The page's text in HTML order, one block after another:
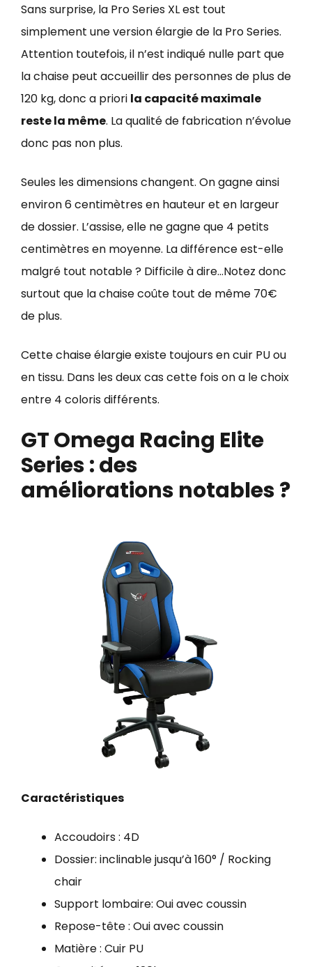
Sans surprise, la Pro Series XL est tout
simplement une version élargie de la Pro Series.
Attention toutefois, il n’est indiqué nulle part que
la chaise peut accueillir des personnes de plus de
120 kg, donc a priori la capacité maximale
reste la même. La qualité de fabrication n’évolue
donc pas non plus.
Seules les dimensions changent. On gagne ainsi
environ 6 centimètres en hauteur et en largeur
de dossier. L’assise, elle ne gagne que 4 petits
centimètres en moyenne. La différence est-elle
malgré tout notable ? Difficile à dire…Notez donc
surtout que la chaise coûte tout de même 70€
de plus.
Cette chaise élargie existe toujours en cuir PU ou
en tissu. Dans les deux cas cette fois on a le choix
entre 4 coloris différents.
GT Omega Racing Elite
Series : des
améliorations notables ?
Caractéristiques
Accoudoirs : 4D
Dossier: inclinable jusqu’à 160° / Rocking
chair
Support lombaire: Oui avec coussin
Repose-tête : Oui avec coussin
Matière : Cuir PU